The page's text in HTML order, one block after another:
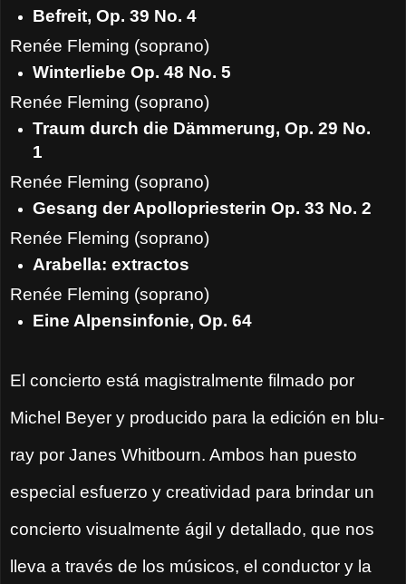
Befreit, Op. 39 No. 4
Renée Fleming (soprano)
Winterliebe Op. 48 No. 5
Renée Fleming (soprano)
Traum durch die Dämmerung, Op. 29 No.
1
Renée Fleming (soprano)
Gesang der Apollopriesterin Op. 33 No. 2
Renée Fleming (soprano)
Arabella: extractos
Renée Fleming (soprano)
Eine Alpensinfonie, Op. 64
El concierto está magistralmente filmado por
Michel Beyer y producido para la edición en blu-
ray por Janes Whitbourn. Ambos han puesto
especial esfuerzo y creatividad para brindar un
concierto visualmente ágil y detallado, que nos
lleva a través de los músicos, el conductor y la